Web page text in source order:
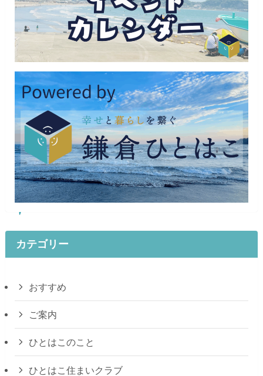
カテゴリー
おすすめ
ご案内
ひとはこのこと
ひとはこ住まいクラブ